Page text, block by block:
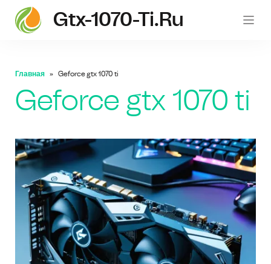
Gtx-1070-Ti.ru
Главная Geforce gtx 1070 ti
Geforce gtx 1070 ti